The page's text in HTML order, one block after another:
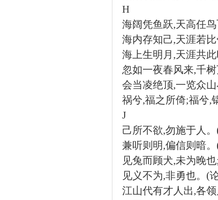
H
海阔凭鱼跃,天高任
海内存知己,天涯若
海上生明月 ,天涯共
忽如一夜春风来,千
会当凌绝顶,一览众
祸兮,福之所倚;福兮,
J
己所不欲,勿施于人。
兼听则明,偏信则暗。
见兔而顾犬,未为晚也
见义不为,非勇也。 (
江山代有才人出,各